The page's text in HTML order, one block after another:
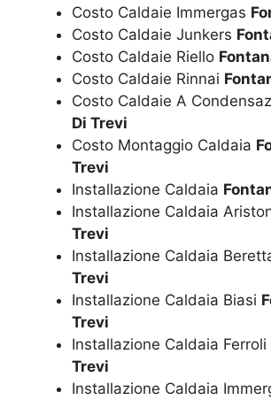
Costo Caldaie Immergas
Costo Caldaie Junkers
Costo Caldaie Riello
Costo Caldaie Rinnai
Costo Caldaie A
Di Trevi
Costo Montaggio Caldaia
Trevi
Installazione Caldaia
Installazione Caldaia
Trevi
Installazione Caldaia
Trevi
Installazione Caldaia Biasi
Trevi
Installazione Caldaia Ferroli
Trevi
Installazione Caldaia